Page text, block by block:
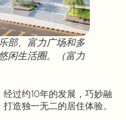
部、富力广场和多
闲生活圈。（富力
过约10年的发展，巧妙融
造独一无二的居住体验。